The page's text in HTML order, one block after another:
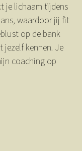
je lichaam tijdens
waardoor jij fit
op de bank
jezelf kennen. Je
coaching op